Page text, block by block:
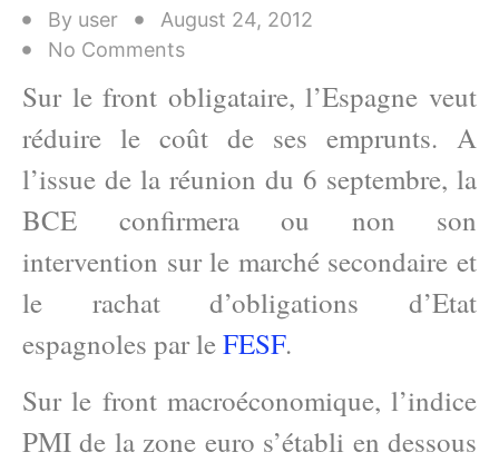
By user
August 24, 2012
No Comments
Sur le front obligataire, l’Espagne veut
réduire le coût de ses emprunts. A
l’issue de la réunion du 6 septembre, la
BCE confirmera ou non son
intervention sur le marché secondaire et
le rachat d’obligations d’Etat
espagnoles par leFESF.
Sur le front macroéconomique, l’indice
PMI de la zone euro s’établi en dessous